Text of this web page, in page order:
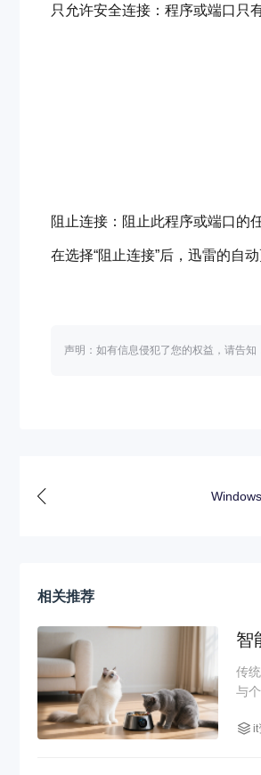
只允许安全连接：程序或端口只
阻止连接：阻止此程序或端口的
在选择“阻止连接”后，迅雷的自
声明：如有信息侵犯了您的权益，请告知
相关推荐
智
传
与
it